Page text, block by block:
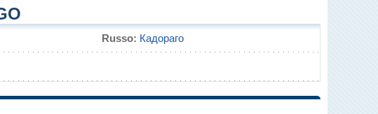
Russo: Кадораго